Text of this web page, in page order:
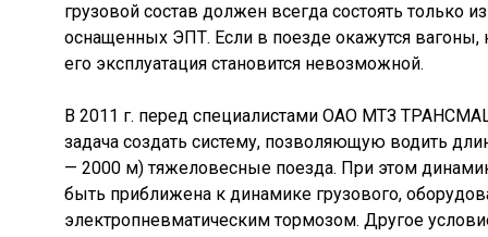
грузовой состав должен всегда состоять только
оснащенных ЭПТ. Если в поезде окажутся
его эксплуатация становится невозможной.
В 2011 г. перед специалистами ОАО МТЗ
задача создать систему, позволяющую водить
— 2000 м) тяжеловесные поезда. При этом
быть приближена к динамике грузового,
электропневматическим тормозом. Другое